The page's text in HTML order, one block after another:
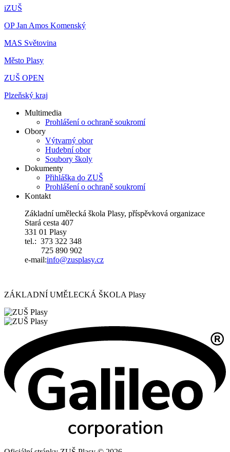
iZUŠ
OP Jan Amos Komenský
MAS Světovina
Město Plasy
ZUŠ OPEN
Plzeňský kraj
Multimedia
Prohlášení o ochraně soukromí
Obory
Výtvarný obor
Hudební obor
Soubory školy
Dokumenty
Přihláška do ZUŠ
Prohlášení o ochraně soukromí
Kontakt
Základní umělecká škola Plasy, příspěvková organizace
Stará cesta 407
331 01 Plasy
tel.: 373 322 348
725 890 902
e-mail:info@zusplasy.cz
ZÁKLADNÍ UMĚLECKÁ ŠKOLA Plasy